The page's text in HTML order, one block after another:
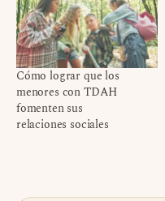
Cómo lograr que los
menores con TDAH
fomenten sus
relaciones sociales